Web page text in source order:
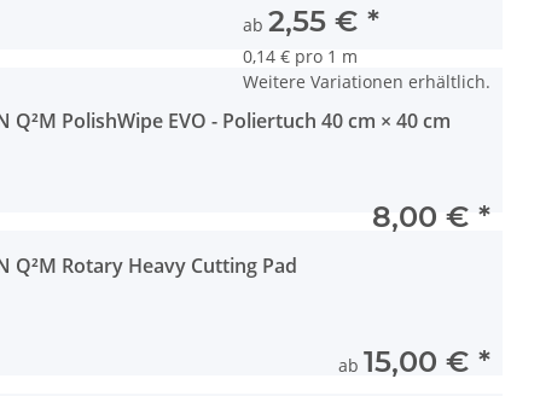
ab 2,55 € *
0,14 € pro 1 m
Weitere Variationen erhältlich.
Q²M PolishWipe EVO - Poliertuch 40 cm × 40 cm
8,00 € *
Q²M Rotary Heavy Cutting Pad
ab 15,00 € *